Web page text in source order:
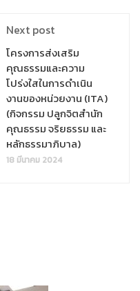
Next post
โครงการส่งเสริม
คุณธรรมและความ
โปร่งใสในการดำเนิน
งานของหน่วยงาน (ITA)
(กิจกรรม ปลูกจิตสำนัก
คุณธรรม จริยธรรม และ
หลักธรรมาภิบาล)
18 มีนาคม 2024